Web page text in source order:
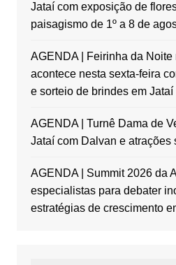
Jataí com exposição de
paisagismo de 1º a 8 de
AGENDA | Feirinha da
acontece nesta sexta-feira
e sorteio de brindes em Jataí
AGENDA | Turnê Dama de
Jataí com Dalvan e atrações
AGENDA | Summit 2026 da
especialistas para debater
estratégias de crescimento